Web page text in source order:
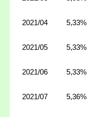
2021/04 5,33%
2021/05 5,33%
2021/06 5,33%
2021/07 5,36%